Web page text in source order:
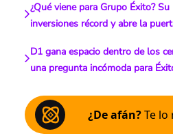
¿Qué viene para Grupo Éxito?
inversiones récord y abre la
D1 gana espacio dentro de los
una pregunta incómoda para
¿De afán?Te lo